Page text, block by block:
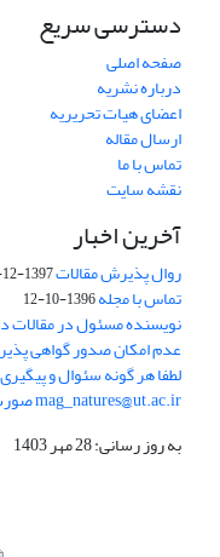
دسترسی سریع
صفحه اصلی
درباره نشریه
اعضای هیات تحریریه
ارسال مقاله
تماس با ما
نقشه سایت
آخرین اخبار
روال پذیرش مقالات1397-12-11
تماس با مجله1396-10-12
نویسنده مسئول در مقالات
عدم امکان صدور گواهی
لطفا هر گونه سئوال و
mag_natures@ut.ac.ir صورت پذیرد.
به روز رسانی: 28 مهر 1403